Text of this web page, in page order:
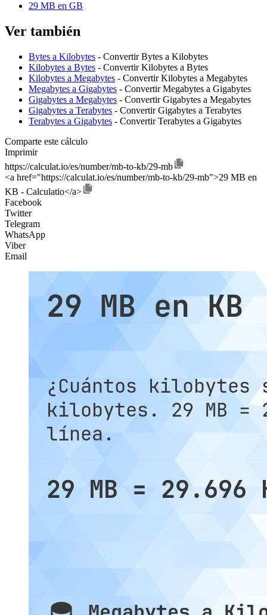
29 MB en GB
Ver también
Bytes a Kilobytes - Convertir Bytes a Kilobytes
Kilobytes a Bytes - Convertir Kilobytes a Bytes
Kilobytes a Megabytes - Convertir Kilobytes a Megabytes
Megabytes a Gigabytes - Convertir Megabytes a Gigabytes
Gigabytes a Megabytes - Convertir Gigabytes a Megabytes
Gigabytes a Terabytes - Convertir Gigabytes a Terabytes
Terabytes a Gigabytes - Convertir Terabytes a Gigabytes
Comparte este cálculo
Imprimir
https://calculat.io/es/number/mb-to-kb/29-mb
<a href="https://calculat.io/es/number/mb-to-kb/29-mb">29 MB en
KB - Calculatio</a>
Facebook
Twitter
Telegram
WhatsApp
Viber
Email